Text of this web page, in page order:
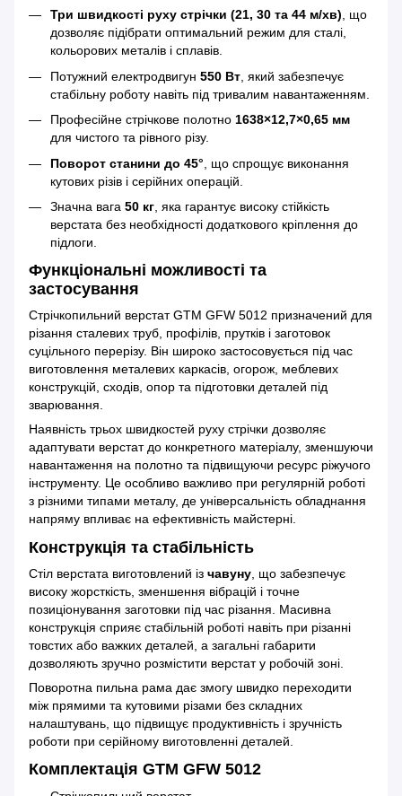
Три швидкості руху стрічки (21, 30 та 44 м/хв), що
дозволяє підібрати оптимальний режим для сталі,
кольорових металів і сплавів.
Потужний електродвигун 550 Вт , який забезпечує
стабільну роботу навіть під тривалим навантаженням.
Професійне стрічкове полотно 1638×12,7×0,65 мм
для чистого та рівного різу.
Поворот станини до 45° , що спрощує виконання
кутових різів і серійних операцій.
Значна вага 50 кг , яка гарантує високу стійкість
верстата без необхідності додаткового кріплення до
підлоги.
Функціональні можливості та
застосування
Стрічкопильний верстат GTM GFW 5012 призначений для
різання сталевих труб, профілів, прутків і заготовок
суцільного перерізу. Він широко застосовується під час
виготовлення металевих каркасів, огорож, меблевих
конструкцій, сходів, опор та підготовки деталей під
зварювання.
Наявність трьох швидкостей руху стрічки дозволяє
адаптувати верстат до конкретного матеріалу, зменшуючи
навантаження на полотно та підвищуючи ресурс ріжучого
інструменту. Це особливо важливо при регулярній роботі
з різними типами металу, де універсальність обладнання
напряму впливає на ефективність майстерні.
Конструкція та стабільність
Стіл верстата виготовлений із чавуну , що забезпечує
високу жорсткість, зменшення вібрацій і точне
позиціонування заготовки під час різання. Масивна
конструкція сприяє стабільній роботі навіть при різанні
товстих або важких деталей, а загальні габарити
дозволяють зручно розмістити верстат у робочій зоні.
Поворотна пильна рама дає змогу швидко переходити
між прямими та кутовими різами без складних
налаштувань, що підвищує продуктивність і зручність
роботи при серійному виготовленні деталей.
Комплектація GTM GFW 5012